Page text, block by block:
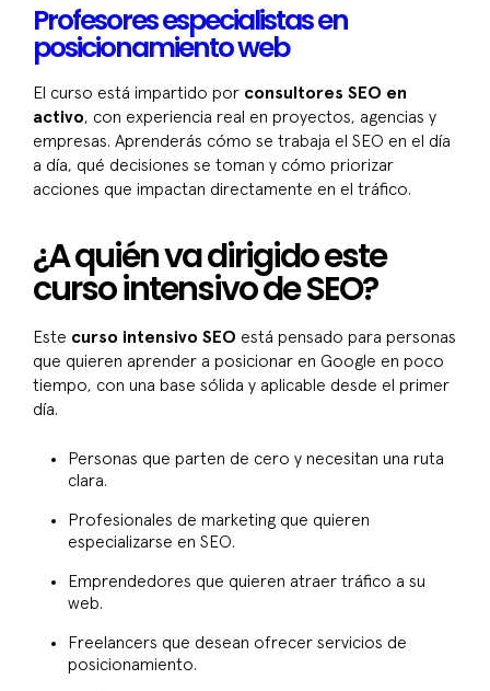
Profesores especialistas en
posicionamiento web
El curso está impartido por consultores SEO en
activo, con experiencia real en proyectos, agencias y
empresas. Aprenderás cómo se trabaja el SEO en el día
a día, qué decisiones se toman y cómo priorizar
acciones que impactan directamente en el tráfico.
¿A quién va dirigido este
curso intensivo de SEO?
Este curso intensivo SEO está pensado para personas
que quieren aprender a posicionar en Google en poco
tiempo, con una base sólida y aplicable desde el primer
día.
Personas que parten de cero y necesitan una ruta
clara.
Profesionales de marketing que quieren
especializarse en SEO.
Emprendedores que quieren atraer tráfico a su
web.
Freelancers que desean ofrecer servicios de
posicionamiento.